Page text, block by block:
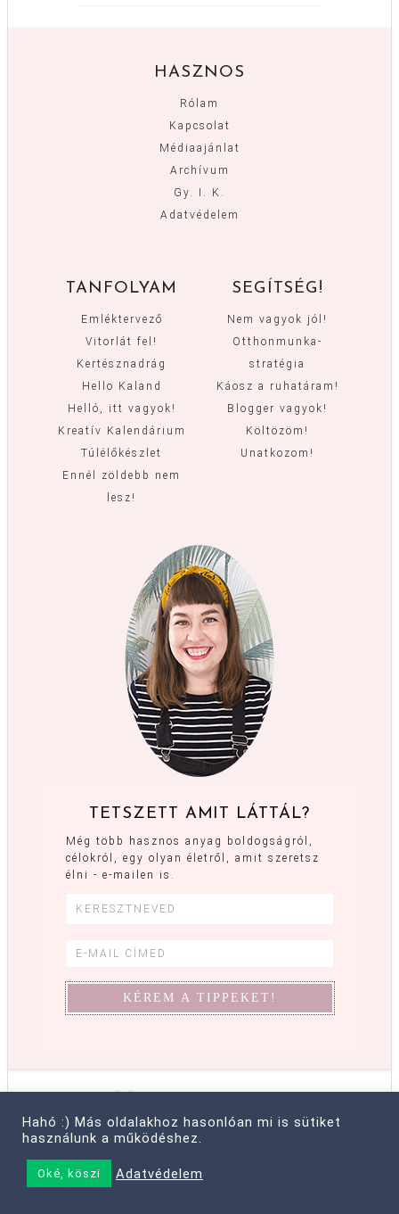
HASZNOS
Rólam
Kapcsolat
Médiaajánlat
Archívum
Gy. I. K.
Adatvédelem
TANFOLYAM
Emléktervező
Vitorlát fel!
Kertésznadrág
Hello Kaland
Helló, itt vagyok!
Kreatív Kalendárium
Túlélőkészlet
Ennél zöldebb nem
lesz!
SEGÍTSÉG!
Nem vagyok jól!
Otthonmunka-
stratégia
Káosz a ruhatáram!
Blogger vagyok!
Költözöm!
Unatkozom!
TETSZETT AMIT LÁTTÁL?
Még több hasznos anyag boldogságról,
célokról, egy olyan életről, amit szeretsz
élni - e-mailen is.
KÖVETSZ
MÁR?
ITT IS MEGTALÁLSZ:
Hahó :) Más oldalakhoz hasonlóan mi is sütiket
használunk a működéshez.
Oké, köszi Adatvédelem